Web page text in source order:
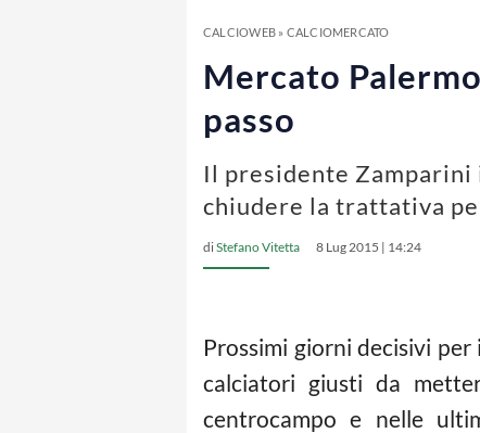
CALCIOWEB» CALCIOMERCATO
Mercato
passo
Il presidente Zamparini
chiudere la trattativa
diStefano Vitetta 8 Lug 2015 | 14:24
Prossimi giorni decisivi per
calciatori giusti da
centrocampo e nelle